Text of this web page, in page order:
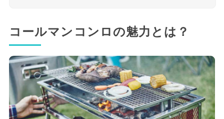
コールマンコンロの魅力とは？